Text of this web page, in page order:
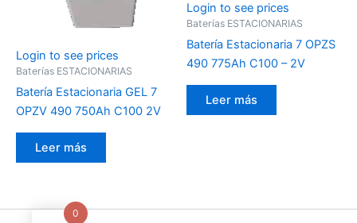
Login to see prices
Baterías ESTACIONARIAS
Batería Estacionaria GEL 7
OPZV 490 750Ah C100 2V
Leer más
Login to see prices
Baterías ESTACIONARIAS
Batería Estacionaria 7 OPZS
490 775Ah C100 – 2V
Leer más
0